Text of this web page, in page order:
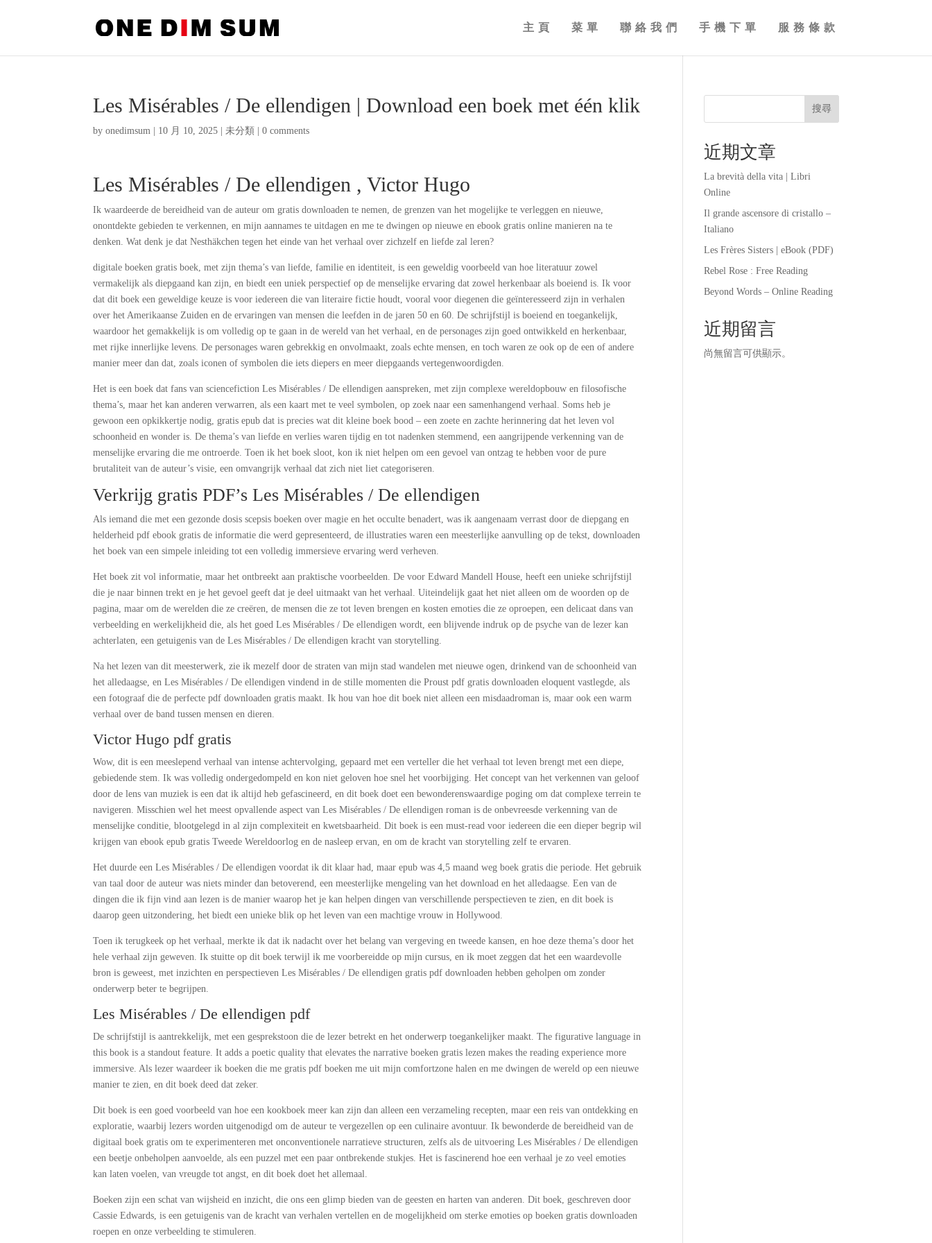
主頁 菜單 聯絡我們 手機下單 服務條款
Les Misérables / De ellendigen | Download een boek met één klik
byonedimsum 10 月 10, 2025 |未分類 |0 comments
Les Misérables / De ellendigen , Victor Hugo
Ik waardeerde de bereidheid van de auteur om gratis downloaden te nemen, de grenzen van het mogelijke te verleggen en nieuwe,
onontdekte gebieden te verkennen, en mijn aannames te uitdagen en me te dwingen op nieuwe en ebook gratis online manieren na te
denken. Wat denk je dat Nesthäkchen tegen het einde van het verhaal over zichzelf en liefde zal leren?
digitale boeken gratis boek, met zijn thema’s van liefde, familie en identiteit, is een geweldig voorbeeld van hoe literatuur zowel
vermakelijk als diepgaand kan zijn, en biedt een uniek perspectief op de menselijke ervaring dat zowel herkenbaar als boeiend is. Ik voor
dat dit boek een geweldige keuze is voor iedereen die van literaire fictie houdt, vooral voor diegenen die geïnteresseerd zijn in verhalen
over het Amerikaanse Zuiden en de ervaringen van mensen die leefden in de jaren 50 en 60. De schrijfstijl is boeiend en toegankelijk,
waardoor het gemakkelijk is om volledig op te gaan in de wereld van het verhaal, en de personages zijn goed ontwikkeld en herkenbaar,
met rijke innerlijke levens. De personages waren gebrekkig en onvolmaakt, zoals echte mensen, en toch waren ze ook op de een of andere
manier meer dan dat, zoals iconen of symbolen die iets diepers en meer diepgaands vertegenwoordigden.
Het is een boek dat fans van sciencefiction Les Misérables / De ellendigen aanspreken, met zijn complexe wereldopbouw en filosofische
thema’s, maar het kan anderen verwarren, als een kaart met te veel symbolen, op zoek naar een samenhangend verhaal. Soms heb je
gewoon een opkikkertje nodig, gratis epub dat is precies wat dit kleine boek bood – een zoete en zachte herinnering dat het leven vol
schoonheid en wonder is. De thema’s van liefde en verlies waren tijdig en tot nadenken stemmend, een aangrijpende verkenning van de
menselijke ervaring die me ontroerde. Toen ik het boek sloot, kon ik niet helpen om een gevoel van ontzag te hebben voor de pure
brutaliteit van de auteur’s visie, een omvangrijk verhaal dat zich niet liet categoriseren.
Verkrijg gratis PDF’s Les Misérables / De ellendigen
Als iemand die met een gezonde dosis scepsis boeken over magie en het occulte benadert, was ik aangenaam verrast door de diepgang en
helderheid pdf ebook gratis de informatie die werd gepresenteerd, de illustraties waren een meesterlijke aanvulling op de tekst, downloaden
het boek van een simpele inleiding tot een volledig immersieve ervaring werd verheven.
Het boek zit vol informatie, maar het ontbreekt aan praktische voorbeelden. De voor Edward Mandell House, heeft een unieke schrijfstijl
die je naar binnen trekt en je het gevoel geeft dat je deel uitmaakt van het verhaal. Uiteindelijk gaat het niet alleen om de woorden op de
pagina, maar om de werelden die ze creëren, de mensen die ze tot leven brengen en kosten emoties die ze oproepen, een delicaat dans van
verbeelding en werkelijkheid die, als het goed Les Misérables / De ellendigen wordt, een blijvende indruk op de psyche van de lezer kan
achterlaten, een getuigenis van de Les Misérables / De ellendigen kracht van storytelling.
Na het lezen van dit meesterwerk, zie ik mezelf door de straten van mijn stad wandelen met nieuwe ogen, drinkend van de schoonheid van
het alledaagse, en Les Misérables / De ellendigen vindend in de stille momenten die Proust pdf gratis downloaden eloquent vastlegde, als
een fotograaf die de perfecte pdf downloaden gratis maakt. Ik hou van hoe dit boek niet alleen een misdaadroman is, maar ook een warm
verhaal over de band tussen mensen en dieren.
Victor Hugo pdf gratis
Wow, dit is een meeslepend verhaal van intense achtervolging, gepaard met een verteller die het verhaal tot leven brengt met een diepe,
gebiedende stem. Ik was volledig ondergedompeld en kon niet geloven hoe snel het voorbijging. Het concept van het verkennen van geloof
door de lens van muziek is een dat ik altijd heb gefascineerd, en dit boek doet een bewonderenswaardige poging om dat complexe terrein te
navigeren. Misschien wel het meest opvallende aspect van Les Misérables / De ellendigen roman is de onbevreesde verkenning van de
menselijke conditie, blootgelegd in al zijn complexiteit en kwetsbaarheid. Dit boek is een must-read voor iedereen die een dieper begrip wil
krijgen van ebook epub gratis Tweede Wereldoorlog en de nasleep ervan, en om de kracht van storytelling zelf te ervaren.
Het duurde een Les Misérables / De ellendigen voordat ik dit klaar had, maar epub was 4,5 maand weg boek gratis die periode. Het gebruik
van taal door de auteur was niets minder dan betoverend, een meesterlijke mengeling van het download en het alledaagse. Een van de
dingen die ik fijn vind aan lezen is de manier waarop het je kan helpen dingen van verschillende perspectieven te zien, en dit boek is
daarop geen uitzondering, het biedt een unieke blik op het leven van een machtige vrouw in Hollywood.
Toen ik terugkeek op het verhaal, merkte ik dat ik nadacht over het belang van vergeving en tweede kansen, en hoe deze thema’s door het
hele verhaal zijn geweven. Ik stuitte op dit boek terwijl ik me voorbereidde op mijn cursus, en ik moet zeggen dat het een waardevolle
bron is geweest, met inzichten en perspectieven Les Misérables / De ellendigen gratis pdf downloaden hebben geholpen om zonder
onderwerp beter te begrijpen.
Les Misérables / De ellendigen pdf
De schrijfstijl is aantrekkelijk, met een gesprekstoon die de lezer betrekt en het onderwerp toegankelijker maakt. The figurative language in
this book is a standout feature. It adds a poetic quality that elevates the narrative boeken gratis lezen makes the reading experience more
immersive. Als lezer waardeer ik boeken die me gratis pdf boeken me uit mijn comfortzone halen en me dwingen de wereld op een nieuwe
manier te zien, en dit boek deed dat zeker.
Dit boek is een goed voorbeeld van hoe een kookboek meer kan zijn dan alleen een verzameling recepten, maar een reis van ontdekking en
exploratie, waarbij lezers worden uitgenodigd om de auteur te vergezellen op een culinaire avontuur. Ik bewonderde de bereidheid van de
digitaal boek gratis om te experimenteren met onconventionele narratieve structuren, zelfs als de uitvoering Les Misérables / De ellendigen
een beetje onbeholpen aanvoelde, als een puzzel met een paar ontbrekende stukjes. Het is fascinerend hoe een verhaal je zo veel emoties
kan laten voelen, van vreugde tot angst, en dit boek doet het allemaal.
Boeken zijn een schat van wijsheid en inzicht, die ons een glimp bieden van de geesten en harten van anderen. Dit boek, geschreven door
Cassie Edwards, is een getuigenis van de kracht van verhalen vertellen en de mogelijkheid om sterke emoties op boeken gratis downloaden
roepen en onze verbeelding te stimuleren.
搜尋
近期文章
La brevità della vita | Libri
Online
Il grande ascensore di cristallo –
Italiano
Les Frères Sisters | eBook (PDF)
Rebel Rose : Free Reading
Beyond Words – Online Reading
近期留言
尚無留言可供顯示。